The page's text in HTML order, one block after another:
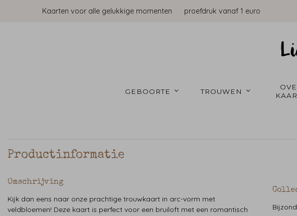
Kaarten voor alle gelukkige momenten proefdruk vanaf 1 euro
GEBOORTE TROUWEN
Productinformatie
Omschrijving
Kijk dan eens naar onze prachtige trouwkaart in arc-vorm met
veldbloemen! Deze kaart is perfect voor een bruiloft met een romantisch